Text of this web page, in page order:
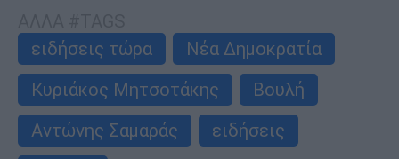
ειδήσεις τώρα
Νέα Δημοκρατία
Κυριάκος Μητσοτάκης
Βουλή
Αντώνης Σαμαράς
ειδήσεις